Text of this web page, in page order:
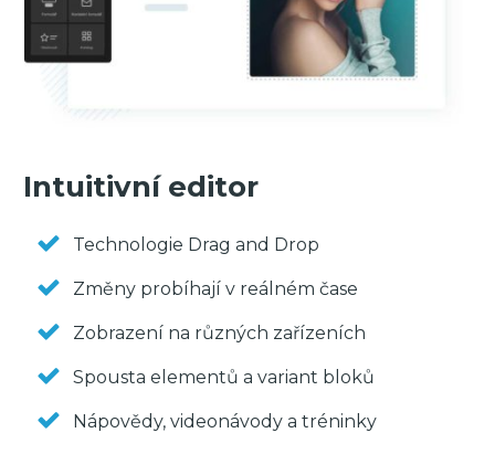
Intuitivní editor
Technologie Drag and Drop
Změny probíhají v reálném čase
Zobrazení na různých zařízeních
Spousta elementů a variant bloků
Nápovědy, videonávody a tréninky